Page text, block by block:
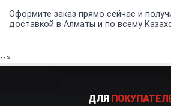
Оформите заказ прямо сейчас и
доставкой в Алматы и по всему
-->
ДЛЯ